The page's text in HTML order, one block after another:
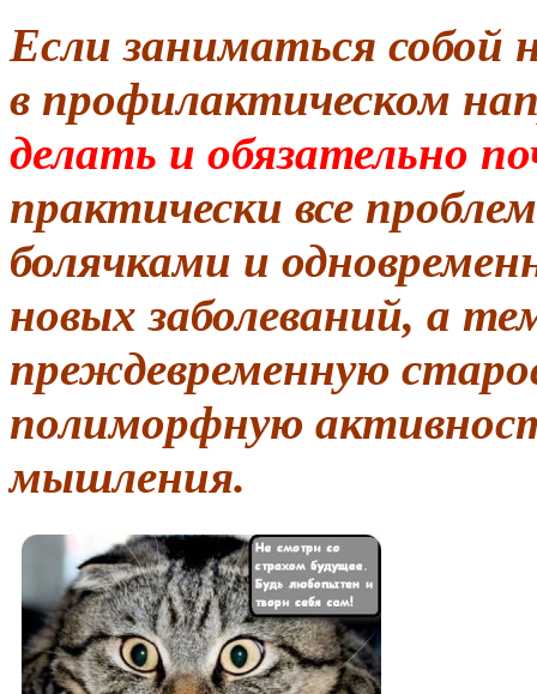
Если заниматься собой
в профилактическом
делать и обязательно
практически все
болячками и
новых заболеваний, а
преждевременную
полиморфную
мышления.